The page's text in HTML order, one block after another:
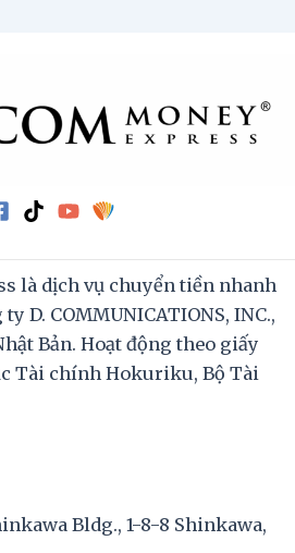
là dịch vụ chuyển tiền nhanh
D. COMMUNICATIONS, INC.,
Bản. Hoạt động theo giấy
Tài chính Hokuriku, Bộ Tài
Bldg., 1-8-8 Shinkawa,